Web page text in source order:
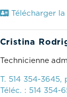
Télécharger
Cristina
Technicienne
T. 514 354-3645,
Téléc. : 514 354-